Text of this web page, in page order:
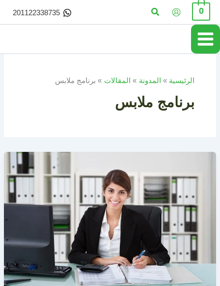
تخطي
المحتوى
0 البحث 201122338735
الرئيسية المدونة المقالات برنامج ملابس
برنامج ملابس